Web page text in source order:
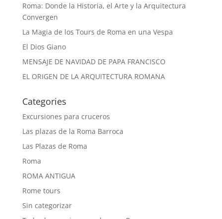
Roma: Donde la Historia, el Arte y la Arquitectura
Convergen
La Magia de los Tours de Roma en una Vespa
El Dios Giano
MENSAJE DE NAVIDAD DE PAPA FRANCISCO
EL ORIGEN DE LA ARQUITECTURA ROMANA
Categories
Excursiones para cruceros
Las plazas de la Roma Barroca
Las Plazas de Roma
Roma
ROMA ANTIGUA
Rome tours
Sin categorizar